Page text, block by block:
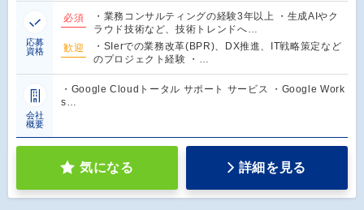
応募
資格
必須
・業務コンサルティングの経験3年以上 ・生成AIやク
ラウド技術など、技術トレンドへ…
歓迎
・SIerでの業務改革(BPR)、DX推進、IT戦略策定など
のプロジェクト経験 ・…
会社
概要
・Google Cloudトータル サポート サービス ・Google Work
s…
気になる 詳細を見る